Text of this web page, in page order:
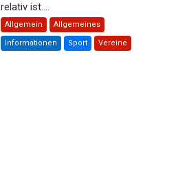
relativ ist....
Allgemein Allgemeines
Informationen Sport Vereine